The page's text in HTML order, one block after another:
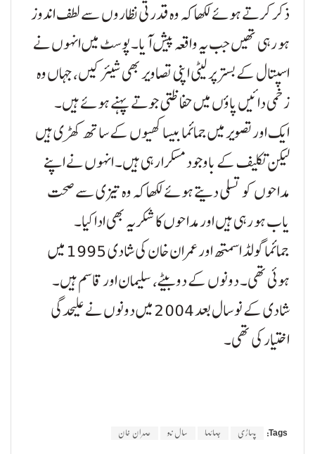
ذکر کرتے ہوئے لکھا کہ وہ قدرتی نظاروں سے لطف اندوز
ہو رہی تھیں جب یہ واقعہ پیش آیا۔ پوسٹ میں انہوں نے
اسپتال کے بستر پر لیٹی اپنی تصاویر بھی شیئر کیں، جہاں وہ
زخمی دائیں پاؤں میں حفاظتی جوتے پہنے ہوئے ہیں۔
ایک اور تصویر میں جمائما بیساکھیوں کے ساتھ کھڑی ہیں
لیکن تکلیف کے باوجود مسکرا رہی ہیں۔ انہوں نے اپنے
مداحوں کو تسلی دیتے ہوئے لکھا کہ وہ تیزی سے صحت
یاب ہو رہی ہیں اور مداحوں کا شکریہ بھی ادا کیا۔
جمائما گولڈ اسمتھ اور عمران خان کی شادی 1995 میں
ہوئی تھی۔ دونوں کے دو بیٹے، سلیمان اور قاسم ہیں۔
شادی کے نو سال بعد 2004 میں دونوں نے علیحدگی
اختیار کی تھی۔
Tags: پہاڑی جمائما سال نو عمران خان